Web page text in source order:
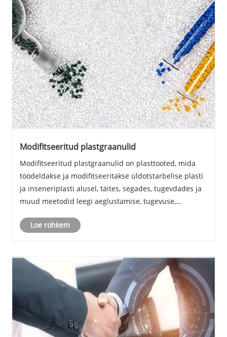
Modifitseeritud plastgraanulid
Modifitseeritud plastgraanulid on plasttooted, mida
töödeldakse ja modifitseeritakse üldotstarbelise plasti
ja inseneriplasti alusel, täites, segades, tugevdades ja
muud meetodid leegi aeglustamise, tugevuse,
parandamiseks.
Loe rohkem